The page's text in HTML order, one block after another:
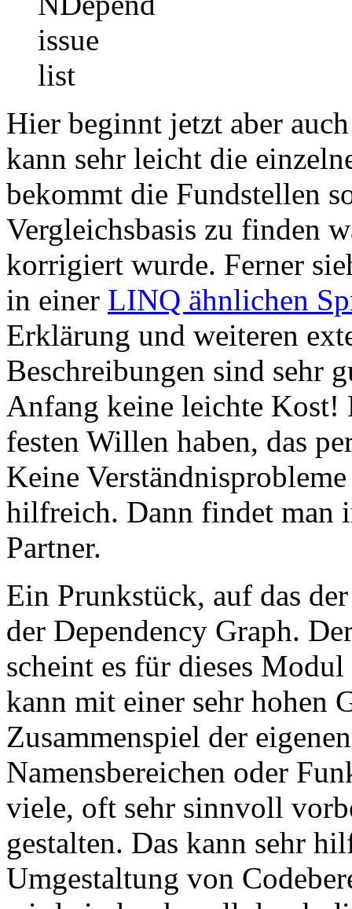
Hier beginnt jetzt aber
kann sehr leicht die
bekommt die Fundstellen
Vergleichsbasis zu finden
korrigiert wurde. Ferner
in einer LINQ ähnlichen
Erklärung und weiteren
Beschreibungen sind sehr
Anfang keine leichte Kost!
festen Willen haben, das
Keine
hilfreich. Dann findet man
Partner.
Ein Prunkstück, auf das
der Dependency Graph.
scheint es für dieses
kann mit einer sehr hohen
Zusammenspiel der
Namensbereichen oder
viele, oft sehr sinnvoll
gestalten. Das kann sehr
Umgestaltung von